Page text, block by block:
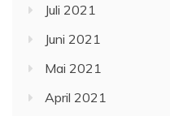
Juli 2021
Juni 2021
Mai 2021
April 2021